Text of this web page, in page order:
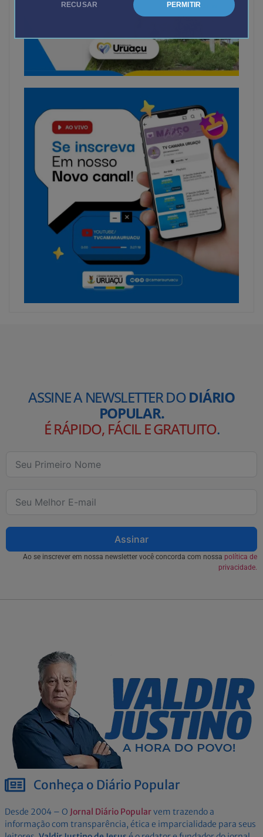
RECUSAR PERMITIR
ASSINE A NEWSLETTER DODIÁRIO
POPULAR.
É RÁPIDO, FÁCIL E GRATUITO.
Assinar
Ao se inscrever em nossa newsletter você concorda com nossa política de
privacidade.
Conheça o Diário Popular
Desde 2004 – O Jornal Diário Popularvem trazendo a
informação com transparência, ética e imparcialidade para seus